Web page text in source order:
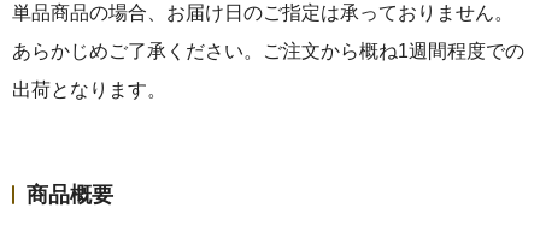
ヤスダヨーグルトについて
単品商品の場合、お届け日のご指定は承っておりません。
あらかじめご了承ください。ご注文から概ね1週間程度での
出荷となります。
商品概要